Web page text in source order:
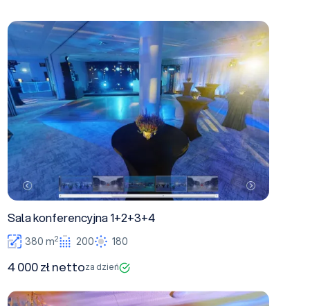
Sala konferencyjna 1+2+3+4
Sala konferencyjna 1+2+3+4
380 m2 200 180
4 000 zł nettoza dzień
Sala konferencyjna 3+4